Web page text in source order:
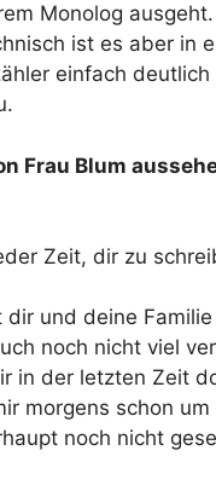
Monolog ausgeht.
ist es aber in
einfach
Frau Blum
Zeit, dir zu
dir und deine
noch nicht viel
in der letzten Zeit
morgens schon
noch nicht